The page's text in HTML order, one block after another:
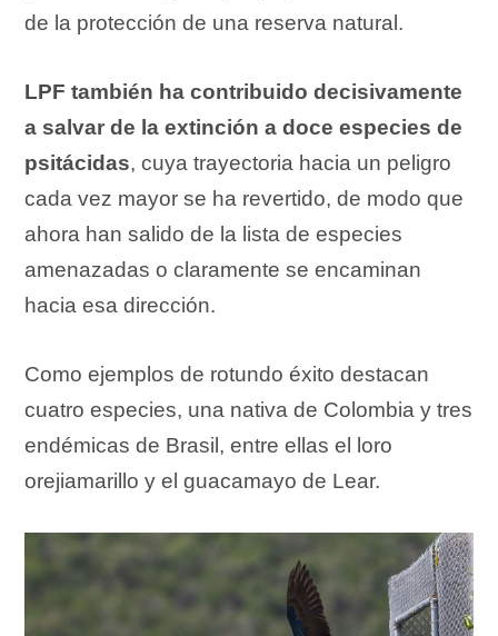
de la protección de una reserva natural.
LPF también ha contribuido decisivamente
a salvar de la extinción a doce especies de
psitácidas, cuya trayectoria hacia un peligro
cada vez mayor se ha revertido, de modo que
ahora han salido de la lista de especies
amenazadas o claramente se encaminan
hacia esa dirección.
Como ejemplos de rotundo éxito destacan
cuatro especies, una nativa de Colombia y tres
endémicas de Brasil, entre ellas el loro
orejiamarillo y el guacamayo de Lear.